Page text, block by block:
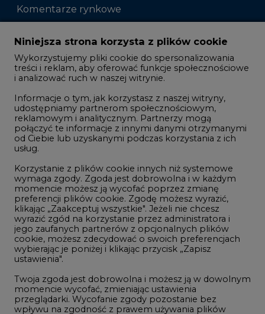
Komentarze rynkowe
Zmiany kadrowe na rynku
Studio CIRE
Rozmowy o energetyce
Gospodarka
Geopolityka
LTE450
Innowacje i AI
Telekomunikacja i IT
Handel emisjami CO2
Wodór
Górnictwo
Atom
Niniejsza strona korzysta z plików cookie
Wykorzystujemy pliki cookie do spersonalizowania
treści i reklam, aby oferować funkcje społecznościowe
i analizować ruch w naszej witrynie.
Informacje o tym, jak korzystasz z naszej witryny,
udostępniamy partnerom społecznościowym,
reklamowym i analitycznym. Partnerzy mogą
połączyć te informacje z innymi danymi otrzymanymi
od Ciebie lub uzyskanymi podczas korzystania z ich
usług.
Korzystanie z plików cookie innych niż systemowe
wymaga zgody. Zgoda jest dobrowolna i w każdym
momencie możesz ją wycofać poprzez zmianę
preferencji plików cookie. Zgodę możesz wyrazić,
klikając „Zaakceptuj wszystkie". Jeżeli nie chcesz
wyrazić zgód na korzystanie przez administratora i
jego zaufanych partnerów z opcjonalnych plików
cookie, możesz zdecydować o swoich preferencjach
wybierając je poniżej i klikając przycisk „Zapisz
ustawienia".
Twoja zgoda jest dobrowolna i możesz ją w dowolnym
momencie wycofać, zmieniając ustawienia
przeglądarki. Wycofanie zgody pozostanie bez
wpływu na zgodność z prawem używania plików